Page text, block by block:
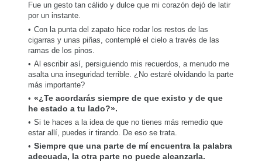
Fue un gesto tan cálido y dulce que mi corazón dejó de latir
por un instante.
Con la punta del zapato hice rodar los restos de las
cigarras y unas piñas, contemplé el cielo a través de las
ramas de los pinos.
Al escribir así, persiguiendo mis recuerdos, a menudo me
asalta una inseguridad terrible. ¿No estaré olvidando la parte
más importante?
«¿Te acordarás siempre de que existo y de que
he estado a tu lado?».
Si te haces a la idea de que no tienes más remedio que
estar allí, puedes ir tirando. De eso se trata.
Siempre que una parte de mí encuentra la palabra
adecuada, la otra parte no puede alcanzarla.